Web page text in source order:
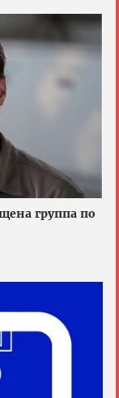
группа по